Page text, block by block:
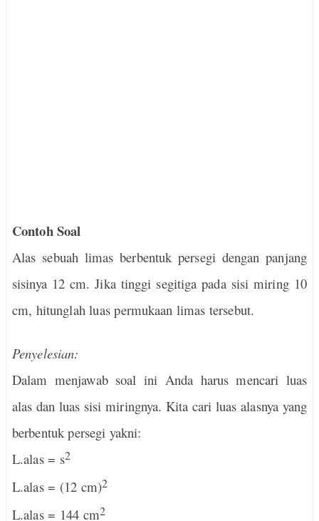
Contoh Soal
Alas sebuah limas berbentuk persegi dengan panjang
sisinya 12 cm. Jika tinggi segitiga pada sisi miring 10
cm, hitunglah luas permukaan limas tersebut.
Penyelesian:
Dalam menjawab soal ini Anda harus mencari luas
alas dan luas sisi miringnya. Kita cari luas alasnya yang
berbentuk persegi yakni:
L.alas = s2
L.alas = (12 cm)2
L.alas = 144 cm2